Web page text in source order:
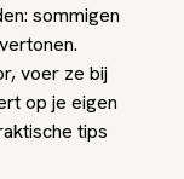
sommigen
voer ze bij
op je eigen
tips